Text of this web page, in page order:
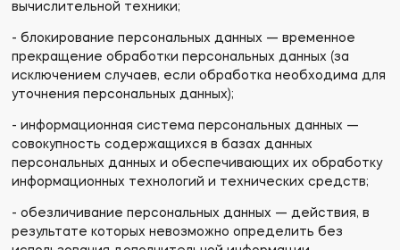
вычислительной техники;
- блокирование персональных данных — временное
прекращение обработки персональных данных (за
исключением случаев, если обработка необходима для
уточнения персональных данных);
- информационная система персональных данных —
совокупность содержащихся в базах данных
персональных данных и обеспечивающих их обработку
информационных технологий и технических средств;
- обезличивание персональных данных — действия, в
результате которых невозможно определить без